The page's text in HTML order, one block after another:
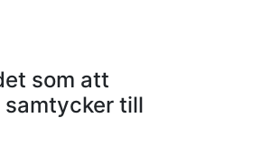
som att
samtycker till